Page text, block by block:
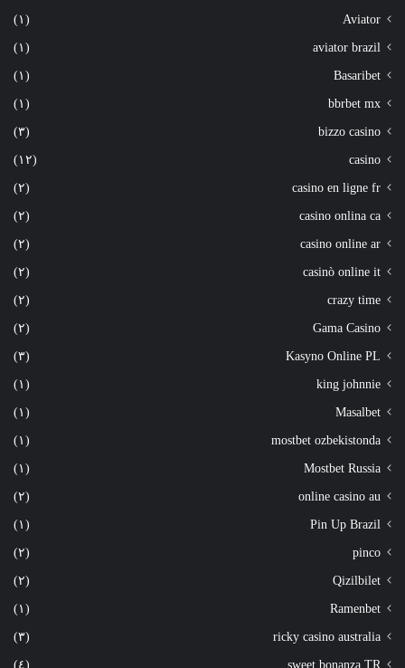
Aviator (١)
aviator brazil (١)
Basaribet (١)
bbrbet mx (١)
bizzo casino (٣)
casino (١٢)
casino en ligne fr (٢)
casino onlina ca (٢)
casino online ar (٢)
casinò online it (٢)
crazy time (٢)
Gama Casino (٢)
Kasyno Online PL (٣)
king johnnie (١)
Masalbet (١)
mostbet ozbekistonda (١)
Mostbet Russia (١)
online casino au (٢)
Pin Up Brazil (١)
pinco (٢)
Qizilbilet (٢)
Ramenbet (١)
ricky casino australia (٣)
sweet bonanza TR (٤)